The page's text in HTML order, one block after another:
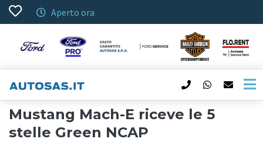
Aperto ora
Mustang Mach-E riceve le 5
stelle Green NCAP